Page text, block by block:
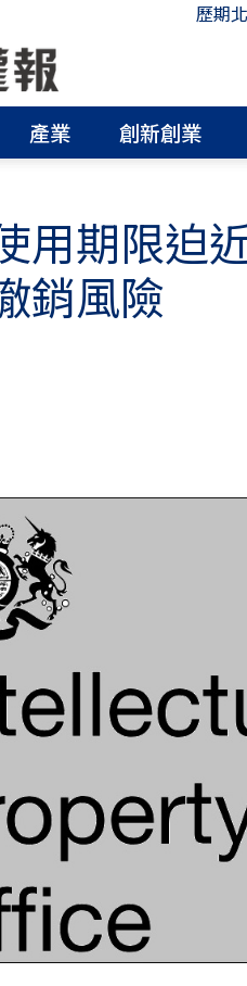
歷期
產業 創新創業
用期限
銷風險